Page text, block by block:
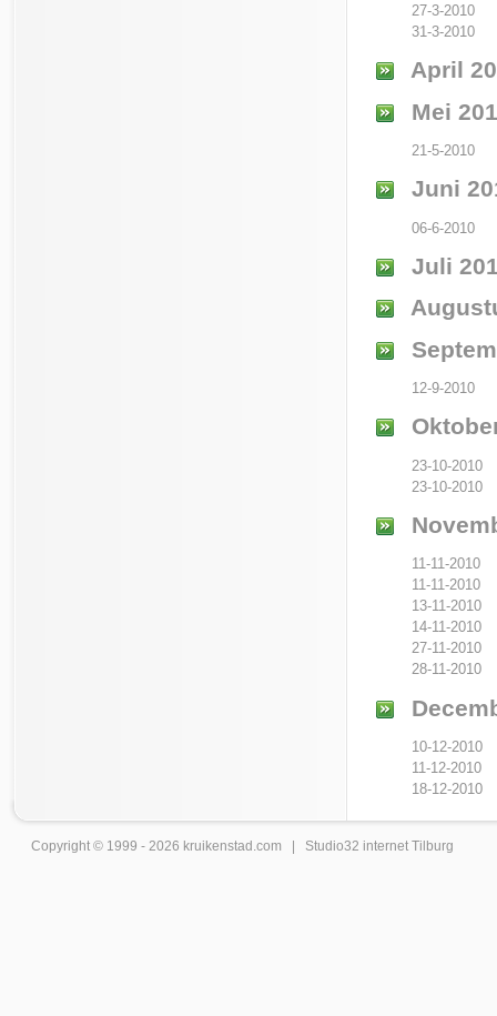
27-3-2010
31-3-2010
April
Mei
21-5-2010
Juni
06-6-2010
Juli
12-9-2010
23-10-2010
23-10-2010
11-11-2010
11-11-2010
13-11-2010
14-11-2010
27-11-2010
28-11-2010
10-12-2010
11-12-2010
18-12-2010
Copyright © 1999 - 2026 kruikenstad.com | Studio32 internet Tilburg